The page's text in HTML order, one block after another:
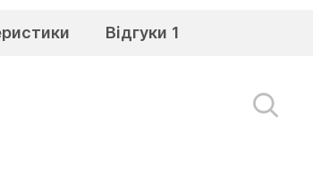
Відгуки 1